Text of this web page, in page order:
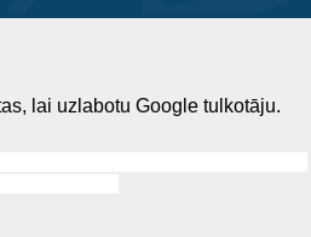
lai uzlabotu Google tulkotāju.